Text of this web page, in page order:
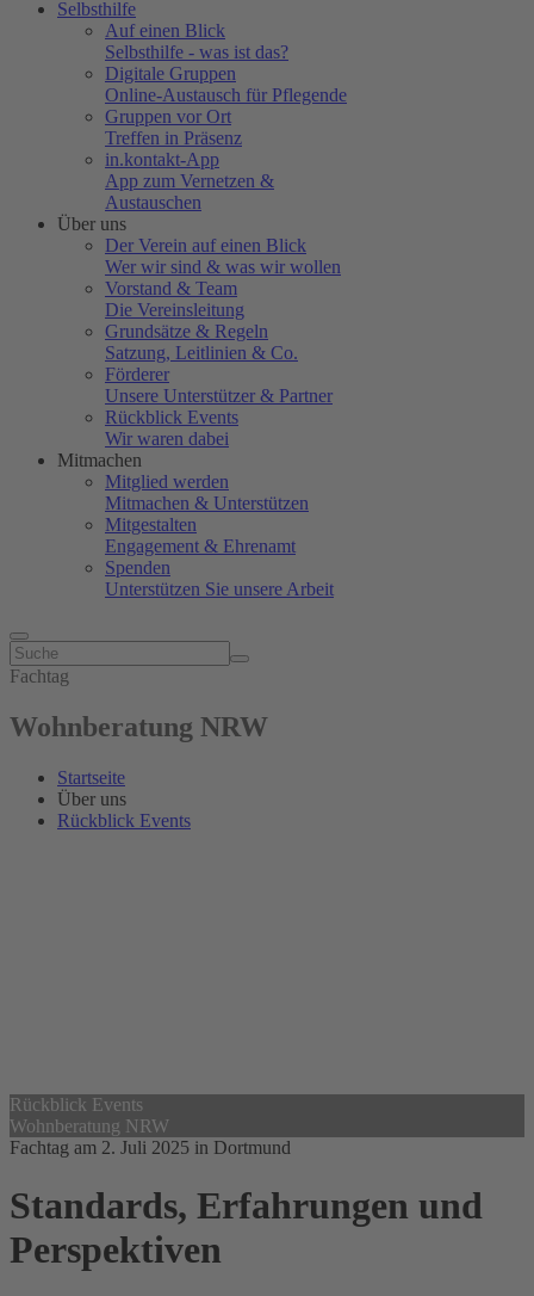
Selbsthilfe
Auf einen Blick
Selbsthilfe - was ist das?
Digitale Gruppen
Online-Austausch für Pflegende
Gruppen vor Ort
Treffen in Präsenz
in.kontakt-App
App zum Vernetzen &
Austauschen
Über uns
Der Verein auf einen Blick
Wer wir sind & was wir wollen
Vorstand & Team
Die Vereinsleitung
Grundsätze & Regeln
Satzung, Leitlinien & Co.
Förderer
Unsere Unterstützer & Partner
Rückblick Events
Wir waren dabei
Mitmachen
Mitglied werden
Mitmachen & Unterstützen
Mitgestalten
Engagement & Ehrenamt
Spenden
Unterstützen Sie unsere Arbeit
Fachtag
Wohnberatung NRW
Startseite
Über uns
Rückblick Events
Rückblick Events
Wohnberatung NRW
Fachtag am 2. Juli 2025 in Dortmund
Standards, Erfahrungen und
Perspektiven